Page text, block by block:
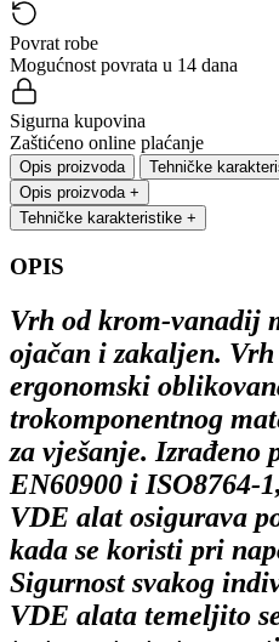
Povrat robe
Mogućnost povrata u 14 dana
Sigurna kupovina
Zaštićeno online plaćanje
Opis proizvoda
Tehničke
Opis proizvoda +
Tehničke karakteristike +
OPIS
Vrh od krom-vanadij
ojačan i zakaljen.
ergonomski
trokomponentnog
za vješanje. Izrađeno
EN60900 i ISO8764-
VDE alat osigurava
kada se koristi pri
Sigurnost svakog
VDE alata temeljito